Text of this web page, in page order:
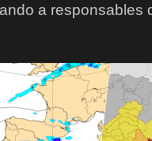
a responsables